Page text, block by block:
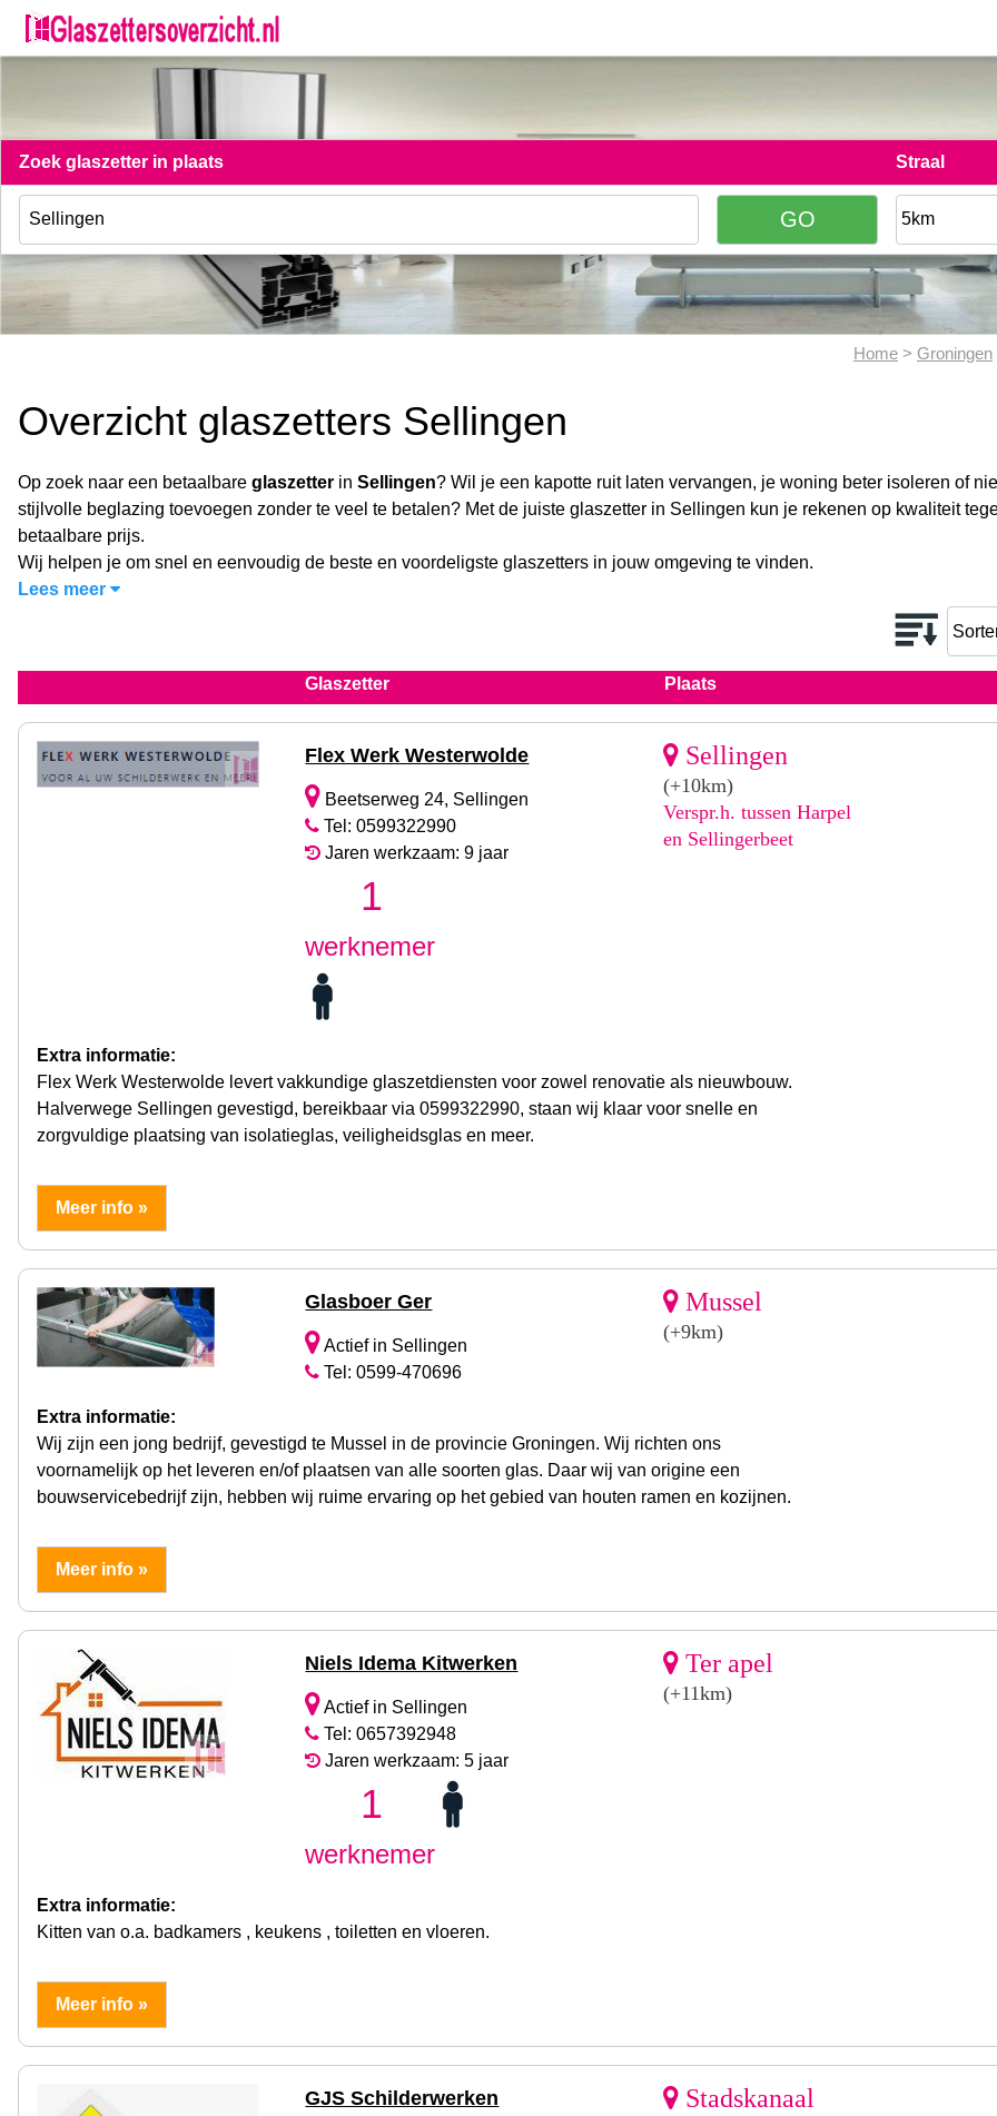
Zoek glaszetter in plaats Straal
Home > Groningen
Overzicht glaszetters Sellingen
Op zoek naar een betaalbare glaszetter in Sellingen? Wil je een kapotte ruit laten vervangen, je woning beter isoleren of
stijlvolle beglazing toevoegen zonder te veel te betalen? Met de juiste glaszetter in Sellingen kun je rekenen op kwaliteit
betaalbare prijs.
Wij helpen je om snel en eenvoudig de beste en voordeligste glaszetters in jouw omgeving te vinden.
Lees meer
Glaszetter Plaats
Flex Werk Westerwolde
Beetserweg 24, Sellingen
Tel: 0599322990
Jaren werkzaam: 9 jaar
1
werknemer
Sellingen
(+10km)
Verspr.h. tussen Harpel
en Sellingerbeet
Extra informatie:
Flex Werk Westerwolde levert vakkundige glaszetdiensten voor zowel renovatie als nieuwbouw.
Halverwege Sellingen gevestigd, bereikbaar via 0599322990, staan wij klaar voor snelle en
zorgvuldige plaatsing van isolatieglas, veiligheidsglas en meer.
Meer info »
Glasboer Ger
Actief in Sellingen
Tel: 0599-470696
Mussel
(+9km)
Extra informatie:
Wij zijn een jong bedrijf, gevestigd te Mussel in de provincie Groningen. Wij richten ons
voornamelijk op het leveren en/of plaatsen van alle soorten glas. Daar wij van origine een
bouwservicebedrijf zijn, hebben wij ruime ervaring op het gebied van houten ramen en kozijnen.
Meer info »
Niels Idema Kitwerken
Actief in Sellingen
Tel: 0657392948
Jaren werkzaam: 5 jaar
1
werknemer
Ter apel
(+11km)
Extra informatie:
Kitten van o.a. badkamers , keukens , toiletten en vloeren.
Meer info »
GJS Schilderwerken Stadskanaal